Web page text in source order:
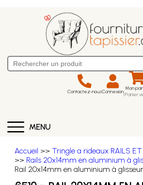
Contactez-nousConnexion Mon
(Panier
MENU
Accueil >> Tringle a rideaux RAILS
>> Rails 20x14mm en aluminium à
Rail 20x14mm en aluminium à